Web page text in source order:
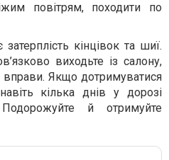
повітрям, походити по
кінцівок та шиї.
виходьте із салону,
вправи. Якщо дотримуватися
кілька днів у дорозі
й отримуйте